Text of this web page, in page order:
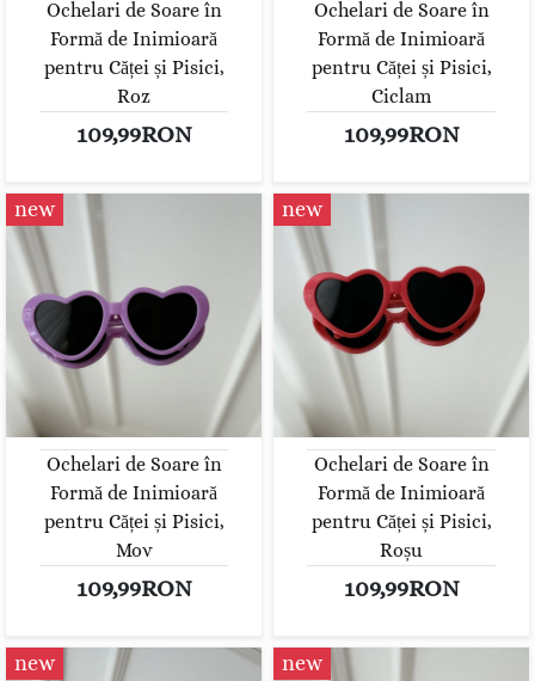
Ochelari de Soare în
Formă de Inimioară
pentru Căței și Pisici,
Roz
109,99RON
Ochelari de Soare în
Formă de Inimioară
pentru Căței și Pisici,
Ciclam
109,99RON
new
Ochelari de Soare în
Formă de Inimioară
pentru Căței și Pisici,
Mov
109,99RON
new
Ochelari de Soare în
Formă de Inimioară
pentru Căței și Pisici,
Roșu
109,99RON
new new